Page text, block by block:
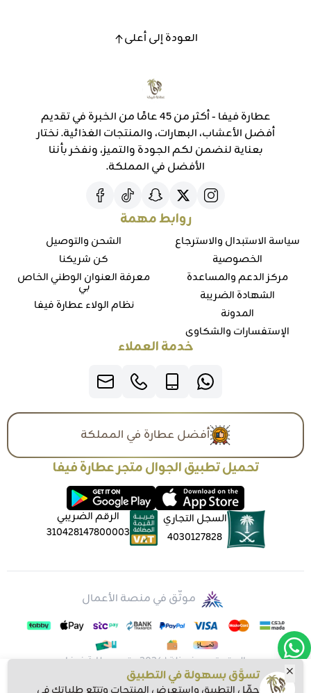
العودة إلى أعلى
عطارة فيفا - أكثر من 45 عامًا من الخبرة في تقديم
أفضل الأعشاب، البهارات، والمنتجات الغذائية. نختار
بعناية لنضمن لكم الجودة والتميز، ونفخر بأننا
الأفضل في المملكة.
روابط مهمة
سياسة الاستبدال والاسترجاع
الخصوصية
مركز الدعم والمساعدة
الشهادة الضريبة
المدونة
الإستفسارات والشكاوي
الشحن والتوصيل
كن شريكنا
معرفة العنوان الوطني الخاص
بي
نظام الولاء عطارة فيفا
خدمة العملاء
أفضل عطارة في المملكة
تحميل تطبيق الجوال متجر عطارة فيفا
السجل التجاري
4030127828
الرقم الضريبي
310428147800003
موثّق في منصة الأعمال
الحقوق محفوظة | 2026 متجر عطارة فيفا
تسوَّق بسهولة في التطبيق